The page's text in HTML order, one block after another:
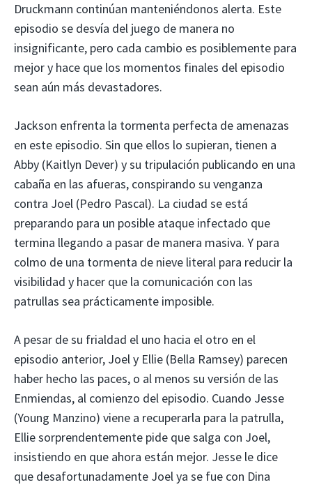
Druckmann continúan manteniéndonos alerta. Este
episodio se desvía del juego de manera no
insignificante, pero cada cambio es posiblemente para
mejor y hace que los momentos finales del episodio
sean aún más devastadores.
Jackson enfrenta la tormenta perfecta de amenazas
en este episodio. Sin que ellos lo supieran, tienen a
Abby (Kaitlyn Dever) y su tripulación publicando en una
cabaña en las afueras, conspirando su venganza
contra Joel (Pedro Pascal). La ciudad se está
preparando para un posible ataque infectado que
termina llegando a pasar de manera masiva. Y para
colmo de una tormenta de nieve literal para reducir la
visibilidad y hacer que la comunicación con las
patrullas sea prácticamente imposible.
A pesar de su frialdad el uno hacia el otro en el
episodio anterior, Joel y Ellie (Bella Ramsey) parecen
haber hecho las paces, o al menos su versión de las
Enmiendas, al comienzo del episodio. Cuando Jesse
(Young Manzino) viene a recuperarla para la patrulla,
Ellie sorprendentemente pide que salga con Joel,
insistiendo en que ahora están mejor. Jesse le dice
que desafortunadamente Joel ya se fue con Dina